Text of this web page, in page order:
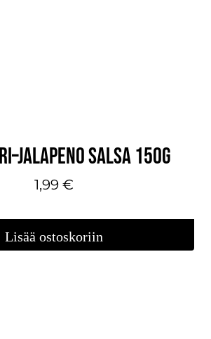
SALSA 150G
1,99 €
Lisää ostoskoriin